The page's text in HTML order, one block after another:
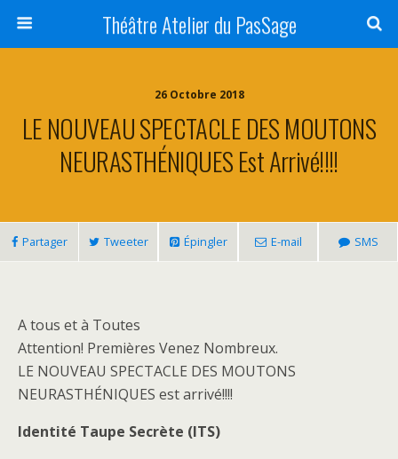
Théâtre Atelier du PasSage
26 Octobre 2018
LE NOUVEAU SPECTACLE DES MOUTONS
NEURASTHÉNIQUES Est Arrivé!!!!
Partager Tweeter Épingler E-mail SMS
A tous et à Toutes
Attention! Premières Venez Nombreux.
LE NOUVEAU SPECTACLE DES MOUTONS
NEURASTHÉNIQUES est arrivé!!!!
Identité Taupe Secrète (ITS)